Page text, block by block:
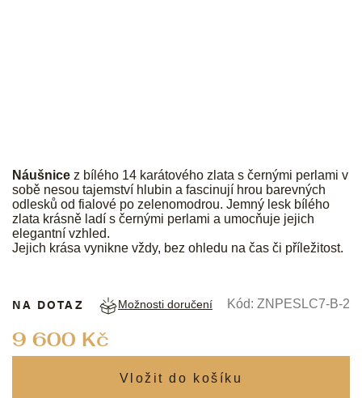
Náušnice z bílého 14 karátového zlata s černými perlami v
sobě nesou tajemství hlubin a fascinují hrou barevných
odlesků od fialové po zelenomodrou. Jemný lesk bílého
zlata krásně ladí s černými perlami a umocňuje jejich
elegantní vzhled.
Jejich krása vynikne vždy, bez ohledu na čas či příležitost.
9 600 Kč
NA DOTAZ Možnosti doručení Kód: ZNPESLC7-B-2